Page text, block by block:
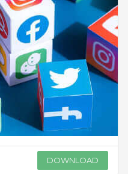
DOWNLOAD